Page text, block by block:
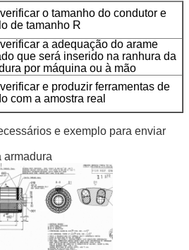
o tamanho do condutor e
de tamanho R
a adequação do arame
que será inserido na ranhura da
por máquina ou à mão
e produzir ferramentas de
com a amostra real
e exemplo para enviar
armadura